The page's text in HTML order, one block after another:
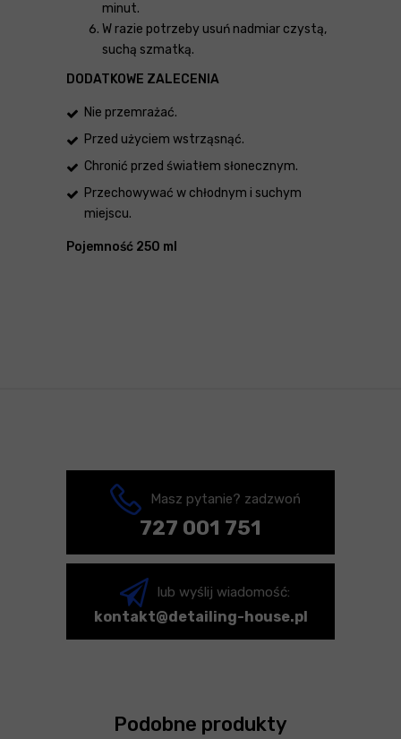
minut.
W razie potrzeby usuń nadmiar czystą,
suchą szmatką.
DODATKOWE ZALECENIA
Nie przemrażać.
Przed użyciem wstrząsnąć.
Chronić przed światłem słonecznym.
Przechowywać w chłodnym i suchym
miejscu.
Pojemność 250 ml
Masz pytanie? zadzwoń
727 001 751
lub wyślij wiadomość:
kontakt@detailing-house.pl
Podobne produkty